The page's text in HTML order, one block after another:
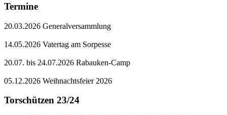
Termine
20.03.2026 Generalversammlung
14.05.2026 Vatertag am Sorpesse
20.07. bis 24.07.2026 Rabauken-Camp
05.12.2026 Weihnachtsfeier 2026
Torschützen 23/24